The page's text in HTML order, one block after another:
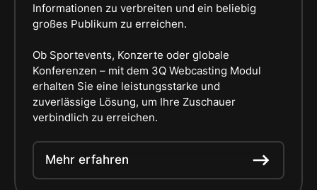
Informationen zu verbreiten und ein beliebig
großes Publikum zu erreichen.
Ob Sportevents, Konzerte oder globale
Konferenzen – mit dem 3Q Webcasting Modul
erhalten Sie eine leistungsstarke und
zuverlässige Lösung, um Ihre Zuschauer
verbindlich zu erreichen.
Mehr erfahren